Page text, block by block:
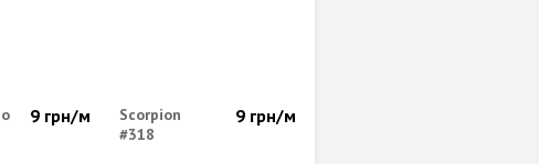
9 грн/м
Scorpion
#318
9 грн/м